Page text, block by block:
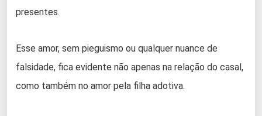
presentes.
Esse amor, sem pieguismo ou qualquer nuance de
falsidade, fica evidente não apenas na relação do casal,
como também no amor pela filha adotiva.